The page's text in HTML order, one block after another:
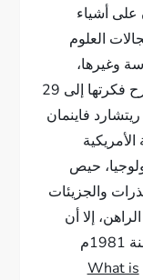
على أشياء
العلوم
وغيرها،
ويرجع تاريخ الحديث عنها لأول مرة وطرح فكرتها إلى 29
ريتشارد فاينمان
حيص
والجزيئات
إلا أن
الاكتشاف الفعلي لهذه التقنية قد جاء سنة 1981م
What is